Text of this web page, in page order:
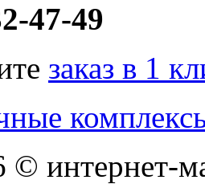
47-49
заказ в 1
© интернет-